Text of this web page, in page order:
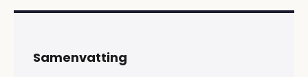
Reacties van Eerste en Tweede Kamer
Coalitiepartijen en steun voor hervorming
Samenvatting